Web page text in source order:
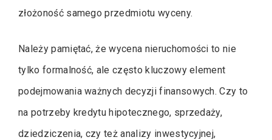
złożoność samego przedmiotu wyceny.
Należy pamiętać, że wycena nieruchomości to nie
tylko formalność, ale często kluczowy element
podejmowania ważnych decyzji finansowych. Czy to
na potrzeby kredytu hipotecznego, sprzedaży,
dziedziczenia, czy też analizy inwestycyjnej,